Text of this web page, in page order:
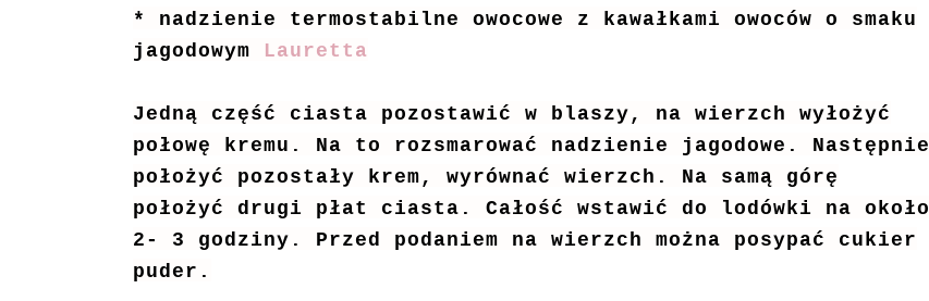
* nadzienie termostabilne owocowe z kawałkami owoców o smaku
jagodowym Lauretta
Jedną część ciasta pozostawić w blaszy, na wierzch wyłożyć
połowę kremu. Na to rozsmarować nadzienie jagodowe. Następnie
położyć pozostały krem, wyrównać wierzch. Na samą górę
położyć drugi płat ciasta. Całość wstawić do lodówki na około
2- 3 godziny. Przed podaniem na wierzch można posypać cukier
puder.